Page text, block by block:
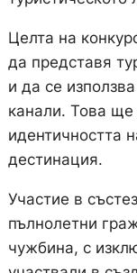
Целта на
да представя
и да се
канали. Това
идентичността
дестинация.
Участие в
пълнолетни
чужбина, с